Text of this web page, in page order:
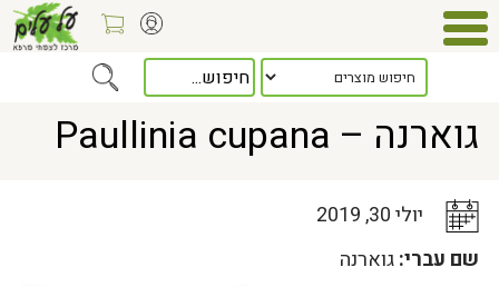
כלל המאמרים> גוארנה – Paullinia cupana
גוארנה – Paullinia cupana
יולי 30, 2019
שם עברי:גוארנה